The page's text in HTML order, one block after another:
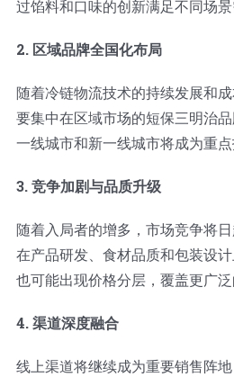
过馅料和口味的创新满足不同场景
2. 区域品牌全国化布局
随着冷链物流技术的持续发展和
要集中在区域市场的短保三明治
一线城市和新一线城市将成为重点
3. 竞争加剧与品质升级
随着入局者的增多，市场竞争将
在产品研发、食材品质和包装设
也可能出现价格分层，覆盖更广泛
4. 渠道深度融合
线上渠道将继续成为重要销售阵